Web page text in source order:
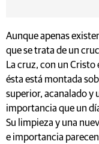
Aunque apenas
que se trata de un
La cruz, con un Cristo
ésta está montada
superior, acanalado y
importancia que un
Su limpieza y una
e importancia